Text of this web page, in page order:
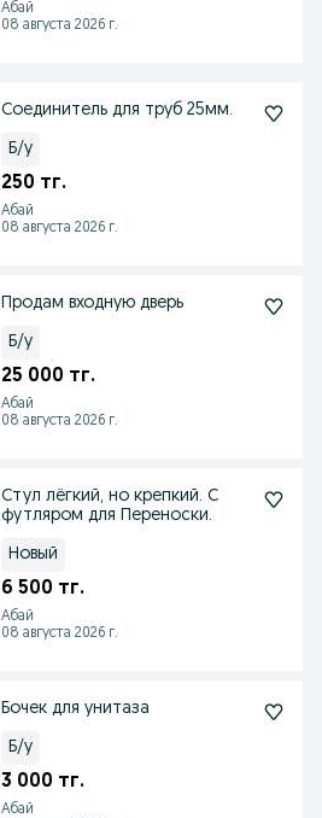
Абай
08 августа 2026 г.
Соединитель для труб 25мм.
Б/у
250 тг.
Абай
08 августа 2026 г.
Продам входную дверь
Б/у
25 000 тг.
Абай
08 августа 2026 г.
Стул лёгкий, но крепкий. С
футляром для Переноски.
Новый
6 500 тг.
Абай
08 августа 2026 г.
Бочек для унитаза
Б/у
3 000 тг.
Абай